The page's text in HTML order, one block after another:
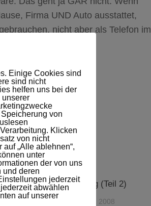
Firma UND Auto ausstattet,
nicht aber als Telefon im
…
Dienstleistung (Teil 2)
15. NOVEMBER 2008
Einige Cookies sind
sind nicht
helfen uns bei der
unserer
von
Klicken
von nicht
„Alle ablehnen“,
unter
der von uns
und deren
jederzeit
abwählen
auf unserer